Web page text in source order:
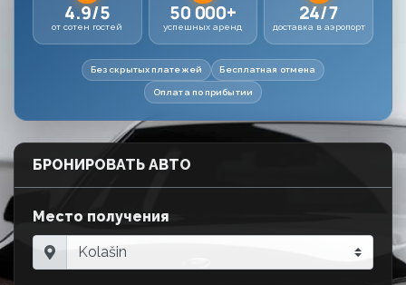
4.9/5
от сотен гостей
50 000+
успешных аренд
24/7
доставка в аэропорт
Без скрытых платежей Бесплатная отмена
Оплата по прибытии
БРОНИРОВАТЬ АВТО
Место получения